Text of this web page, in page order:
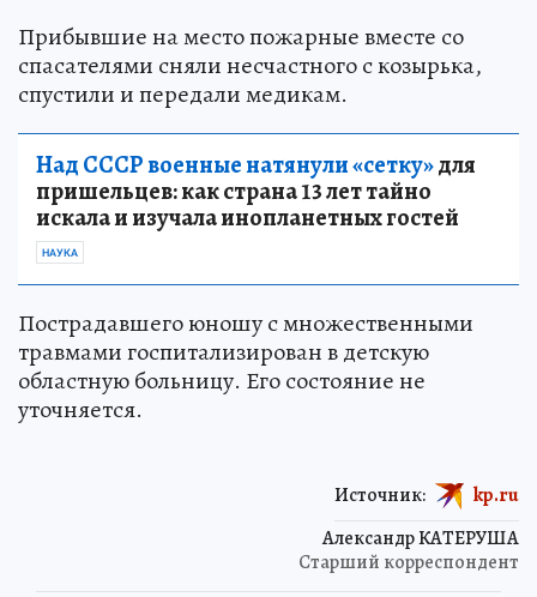
Прибывшие на место пожарные вместе со
спасателями сняли несчастного с козырька,
спустили и передали медикам.
Над СССР военные натянули «сетку»для
пришельцев: как страна 13 лет тайно
искала и изучала инопланетных гостей
НАУКА
Пострадавшего юношу с множественными
травмами госпитализирован в детскую
областную больницу. Его состояние не
уточняется.
Александр КАТЕРУША
Старший корреспондент
Источник: kp.ru